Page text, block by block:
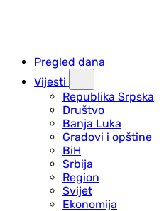
Pregled dana
Vijesti
Republika Srpska
Društvo
Banja Luka
Gradovi i opštine
BiH
Srbija
Region
Svijet
Ekonomija